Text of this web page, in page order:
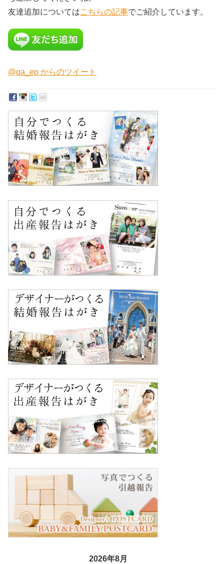
友達追加についてはこちらの記事でご紹介しています。
@qa_ep からのツイート
2026年8月